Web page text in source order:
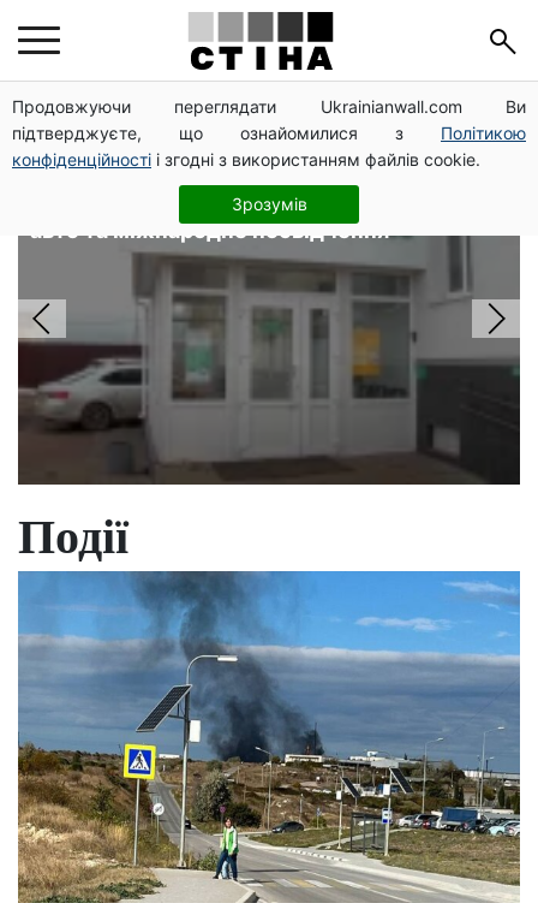
Продовжуючи переглядати Ukrainianwall.com Ви
підтверджуєте, що ознайомилися з Політикою
конфіденційності і згодні з використанням файлів cookie.
Зрозумів
Головні новини
10 заявок — і МСЦ МВС приїде у
громаду: обмін прав, реєстрація
авто та міжнародне посвідчення
Події